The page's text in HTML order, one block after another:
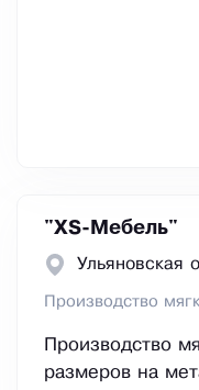
"XS-Мебель"
Ульяновская
Производство
Производство
размеров на